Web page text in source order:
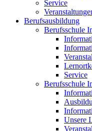
Service
Berufsausbildung
Berufsschule
Service
Berufsschule
Unsere